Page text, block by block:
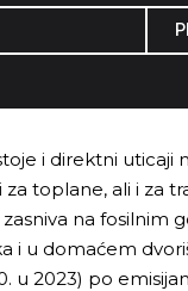
i direktni uticaji
toplane, ali i za
na fosilnim
i u domaćem
u 2023) po